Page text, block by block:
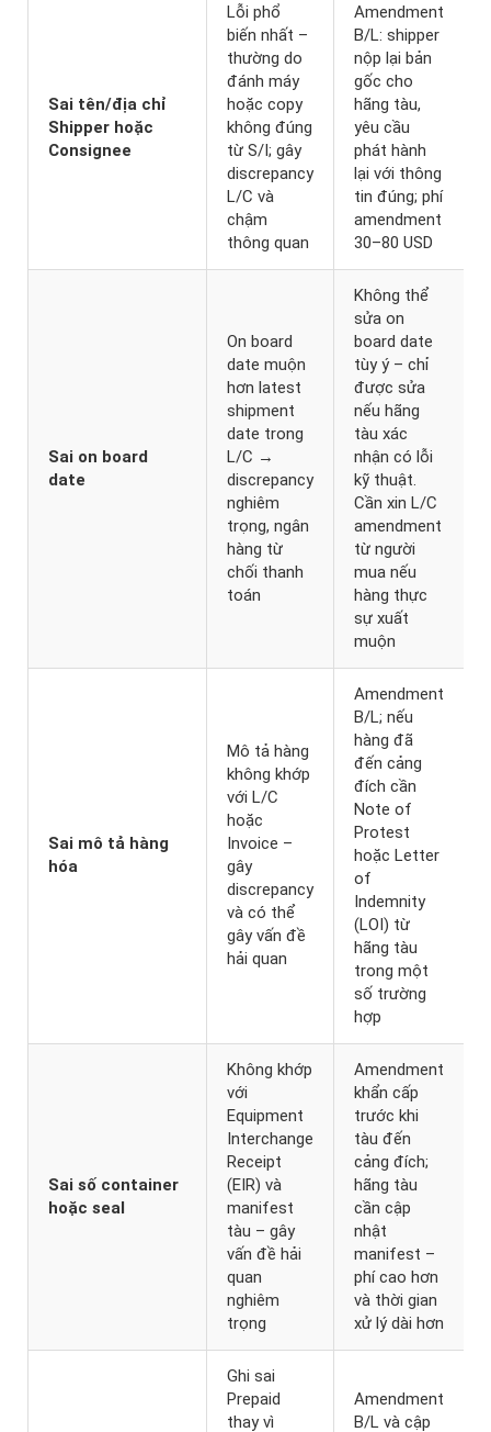
Sai tên/địa chỉ
Shipper hoặc
Consignee
Lỗi phổ
biến nhất –
thường do
đánh máy
hoặc copy
không đúng
từ S/I; gây
discrepancy
L/C và
chậm
thông quan
Amendment
B/L: shipper
nộp lại bản
gốc cho
hãng tàu,
yêu cầu
phát hành
lại với thông
tin đúng; phí
amendment
30–80 USD
Sai on board
date
On board
date muộn
hơn latest
shipment
date trong
L/C →
discrepancy
nghiêm
trọng, ngân
hàng từ
chối thanh
toán
Không thể
sửa on
board date
tùy ý – chỉ
được sửa
nếu hãng
tàu xác
nhận có lỗi
kỹ thuật.
Cần xin L/C
amendment
từ người
mua nếu
hàng thực
sự xuất
muộn
Sai mô tả hàng
hóa
Mô tả hàng
không khớp
với L/C
hoặc
Invoice –
gây
discrepancy
và có thể
gây vấn đề
hải quan
Amendment
B/L; nếu
hàng đã
đến cảng
đích cần
Note of
Protest
hoặc Letter
of
Indemnity
(LOI) từ
hãng tàu
trong một
số trường
hợp
Sai số container
hoặc seal
Không khớp
với
Equipment
Interchange
Receipt
(EIR) và
manifest
tàu – gây
vấn đề hải
quan
nghiêm
trọng
Amendment
khẩn cấp
trước khi
tàu đến
cảng đích;
hãng tàu
cần cập
nhật
manifest –
phí cao hơn
và thời gian
xử lý dài hơn
Ghi sai
Prepaid
thay vì
Amendment
B/L và cập